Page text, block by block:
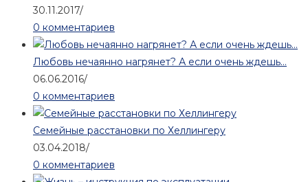
30.11.2017/
0 комментариев
Любовь нечаянно нагрянет? А если очень ждешь…
06.06.2016/
0 комментариев
Семейные расстановки по Хеллингеру
03.04.2018/
0 комментариев